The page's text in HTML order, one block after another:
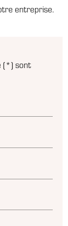
entreprise.
(*) sont